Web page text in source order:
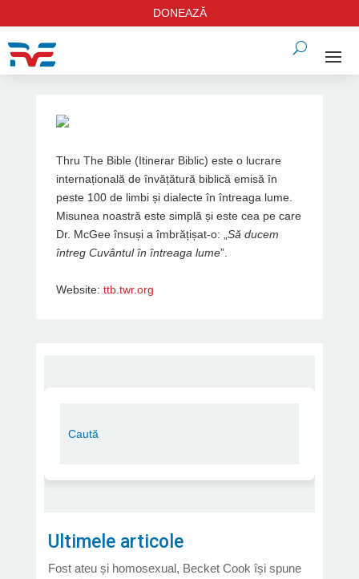
DONEAZĂ
Thru The Bible (Itinerar Biblic) este o lucrare
internațională de învățătură biblică emisă în
peste 100 de limbi și dialecte în întreaga lume.
Misunea noastră este simplă și este cea pe care
Dr. McGee însuși a îmbrățișat-o: „ Să ducem
întreg Cuvântul în întreaga lume”.
Website: ttb.twr.org
Ultimele articole
Fost ateu și homosexual, Becket Cook își spune